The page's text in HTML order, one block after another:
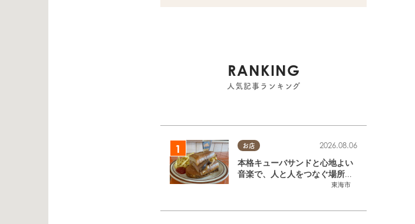
RANKING
人気記事ランキング
お店
東海市
2026.08.06
本格キューバサンドと心地よい
音楽で、人と人をつなぐ場所。
東海市「JAMMIN'STANDHOU